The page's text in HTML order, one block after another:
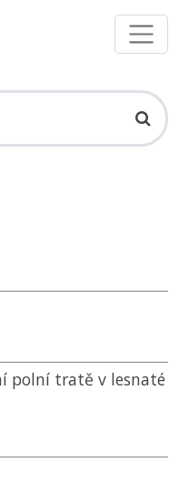
polní tratě v lesnaté